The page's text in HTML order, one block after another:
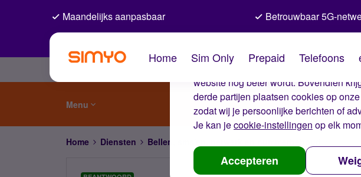
De cookies van Simyo
Wij gebruiken cookies op onze
website nog beter wordt. Bovendien
derde partijen plaatsen cookies op
zodat wij je persoonlijke berichten of
Je kan jecookie-instellingen op elk
Accepteren
Maandelijks aanpasbaar Betrouwbaar 5G-
Home Sim Only Prepaid Telefoons
Menu
Home Diensten Bellen, sms'en, netwerk en nummerbehoud